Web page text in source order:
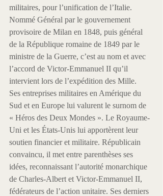
militaires, pour l’unification de l’Italie.
Nommé Général par le gouvernement
provisoire de Milan en 1848, puis général
de la République romaine de 1849 par le
ministre de la Guerre, c’est au nom et avec
l’accord de Victor-Emmanuel II qu’il
intervient lors de l’expédition des Mille.
Ses entreprises militaires en Amérique du
Sud et en Europe lui valurent le surnom de
« Héros des Deux Mondes ». Le Royaume-
Uni et les États-Unis lui apportèrent leur
soutien financier et militaire. Républicain
convaincu, il met entre parenthèses ses
idées, reconnaissant l’autorité monarchique
de Charles-Albert et Victor-Emmanuel II,
fédérateurs de l’action unitaire. Ses derniers